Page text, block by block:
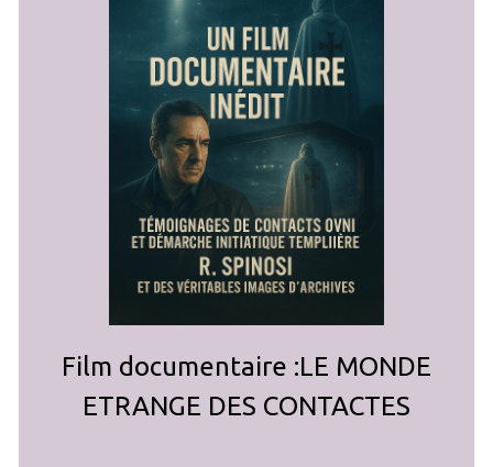
Film documentaire :LE MONDE
ETRANGE DES CONTACTES